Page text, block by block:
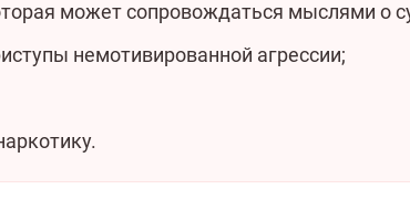
может сопровождаться мыслями о
немотивированной агрессии;